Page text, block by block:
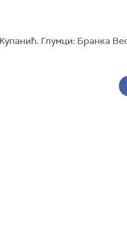
Глумци: Бранка